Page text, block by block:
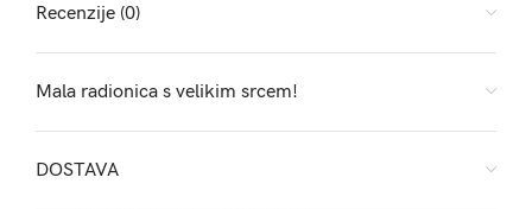
Recenzije (0)
Mala radionica s velikim srcem!
DOSTAVA